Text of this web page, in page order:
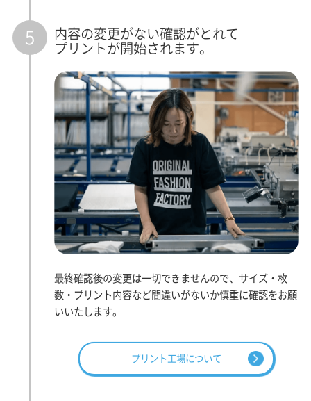
5
内容の変更がない確認がとれて
プリントが開始されます。
最終確認後の変更は一切できませんので、サイズ・枚
数・プリント内容など間違いがないか慎重に確認をお願
いいたします。
プリント工場について